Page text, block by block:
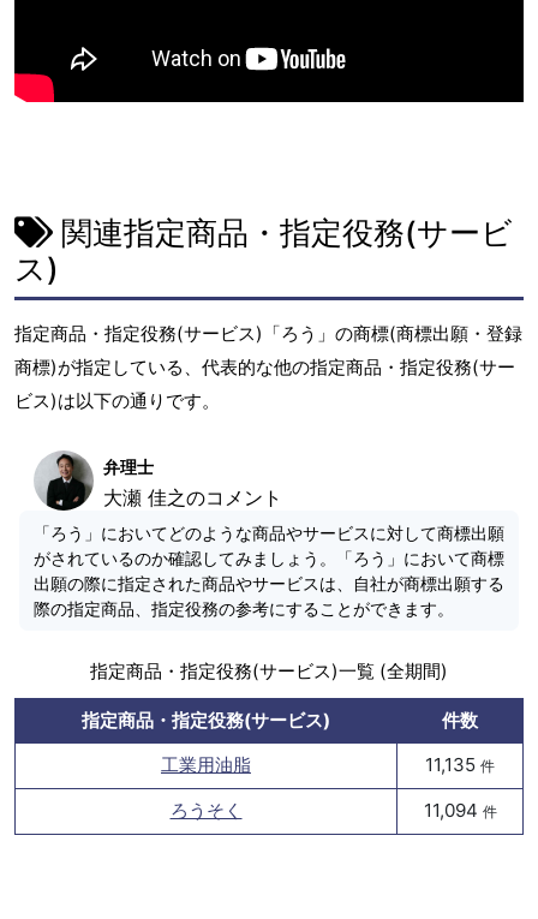
関連指定商品・指定役務(サービ
ス)
指定商品・指定役務(サービス)「ろう」の商標(商標出願・登録
商標)が指定している、代表的な他の指定商品・指定役務(サー
ビス)は以下の通りです。
弁理士
大瀬 佳之のコメント
「ろう」においてどのような商品やサービスに対して商標出願
がされているのか確認してみましょう。「ろう」において商標
出願の際に指定された商品やサービスは、自社が商標出願する
際の指定商品、指定役務の参考にすることができます。
指定商品・指定役務(サービス)一覧 (全期間)
指定商品・指定役務(サービス)
件数
工業用油脂
11,135 件
ろうそく 11,094 件